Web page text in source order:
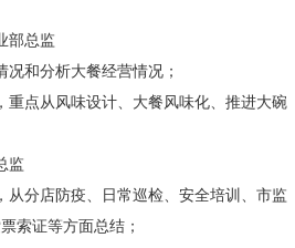
部总监
况和分析大餐经营情况；
重点从风味设计、大餐风味化、推进大碗
监
从分店防疫、日常巡检、安全培训、市监
索证等方面总结；